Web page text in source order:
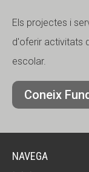
Els projectes i
d'oferir activitats
escolar.
Coneix
NAVEGA